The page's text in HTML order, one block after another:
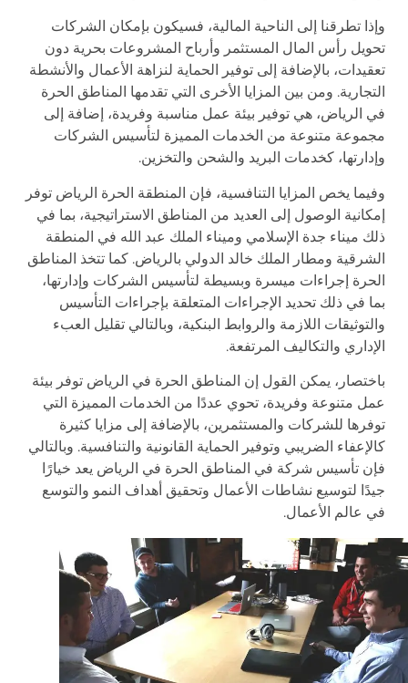
وإذا تطرقنا إلى الناحية المالية، فسيكون بإمكان الشركات
تحويل رأس المال المستثمر وأرباح المشروعات بحرية دون
تعقيدات، بالإضافة إلى توفير الحماية لنزاهة الأعمال والأنشطة
التجارية. ومن بين المزايا الأخرى التي تقدمها المناطق الحرة
في الرياض، هي توفير بيئة عمل مناسبة وفريدة، إضافة إلى
مجموعة متنوعة من الخدمات المميزة لتأسيس الشركات
وإدارتها، كخدمات البريد والشحن والتخزين.
وفيما يخص المزايا التنافسية، فإن المنطقة الحرة الرياض توفر
إمكانية الوصول إلى العديد من المناطق الاستراتيجية، بما في
ذلك ميناء جدة الإسلامي وميناء الملك عبد الله في المنطقة
الشرقية ومطار الملك خالد الدولي بالرياض. كما تتخذ المناطق
الحرة إجراءات ميسرة وبسيطة لتأسيس الشركات وإدارتها،
بما في ذلك تحديد الإجراءات المتعلقة بإجراءات التأسيس
والتوثيقات اللازمة والروابط البنكية، وبالتالي تقليل العبء
الإداري والتكاليف المرتفعة.
باختصار، يمكن القول إن المناطق الحرة في الرياض توفر بيئة
عمل متنوعة وفريدة، تحوي عددًا من الخدمات المميزة التي
توفرها للشركات والمستثمرين، بالإضافة إلى مزايا كثيرة
كالإعفاء الضريبي وتوفير الحماية القانونية والتنافسية. وبالتالي
فإن تأسيس شركة في المناطق الحرة في الرياض يعد خيارًا
جيدًا لتوسيع نشاطات الأعمال وتحقيق أهداف النمو والتوسع
في عالم الأعمال.